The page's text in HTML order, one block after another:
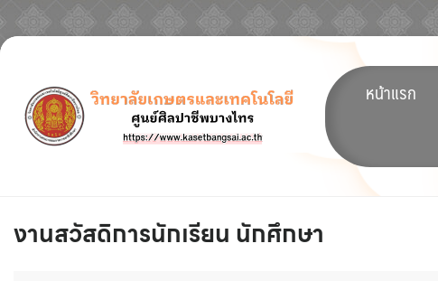
Skip
content
หน้าแรก
งานสวัสดิการนักเรียน นักศึกษา